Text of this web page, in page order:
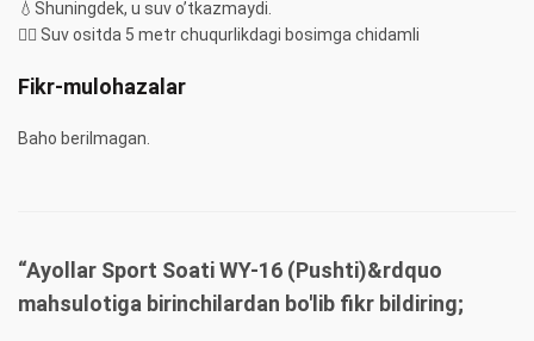
💧Shuningdek, u suv o’tkazmaydi.
🏊‍♀️ Suv ositda 5 metr chuqurlikdagi bosimga chidamli
Fikr-mulohazalar
Baho berilmagan.
“Ayollar Sport Soati WY-16 (Pushti)&rdquo
mahsulotiga birinchilardan bo'lib fikr bildiring;